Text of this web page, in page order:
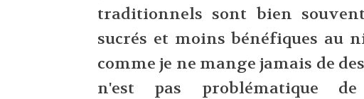
traditionnels sont bien
sucrés et moins bénéfiques au
comme je ne mange jamais de
n'est pas problématique de